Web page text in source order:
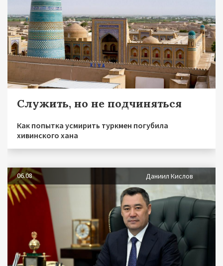
Служить, но не подчиняться
Как попытка усмирить туркмен погубила
хивинского хана
06.08 Даниил Кислов